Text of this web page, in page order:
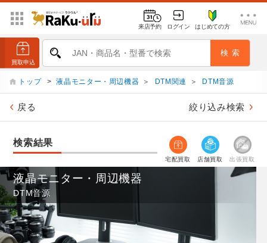
来店予約 ログイン はじめての方
トップ > 液晶モニター・周辺機器 ＞ DTM関連 ＞ DTM音源
戻る 絞り込み検索
検索結果
宅配買取 店舗買取 出張買取
液晶モニター・周辺機器
DTM音源